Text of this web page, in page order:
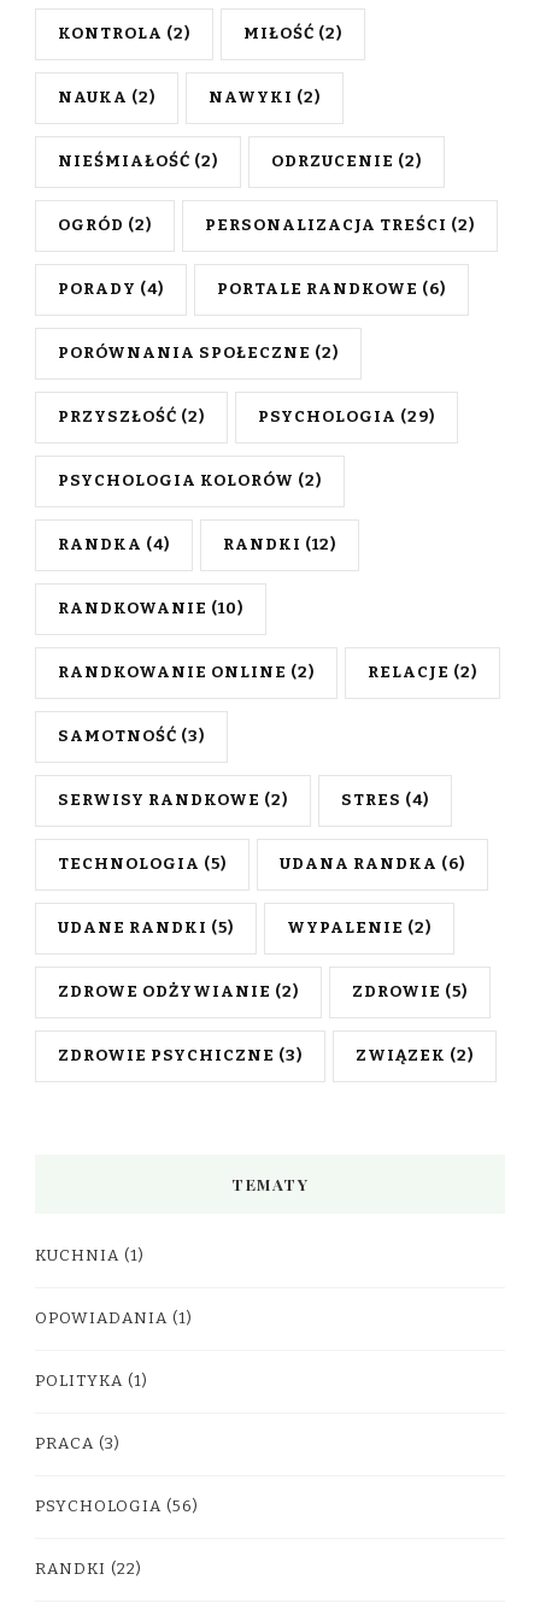
KONTROLA (2) MIŁOŚĆ (2)
NAUKA (2) NAWYKI (2)
NIEŚMIAŁOŚĆ (2) ODRZUCENIE (2)
OGRÓD (2) PERSONALIZACJA TREŚCI (2)
PORADY (4) PORTALE RANDKOWE (6)
PORÓWNANIA SPOŁECZNE (2)
PRZYSZŁOŚĆ (2) PSYCHOLOGIA (29)
PSYCHOLOGIA KOLORÓW (2)
RANDKA (4) RANDKI (12)
RANDKOWANIE (10)
RANDKOWANIE ONLINE (2) RELACJE (2)
SAMOTNOŚĆ (3)
SERWISY RANDKOWE (2) STRES (4)
TECHNOLOGIA (5) UDANA RANDKA (6)
UDANE RANDKI (5) WYPALENIE (2)
ZDROWE ODŻYWIANIE (2) ZDROWIE (5)
ZDROWIE PSYCHICZNE (3) ZWIĄZEK (2)
TEMATY
KUCHNIA (1)
OPOWIADANIA (1)
POLITYKA (1)
PRACA (3)
PSYCHOLOGIA (56)
RANDKI (22)